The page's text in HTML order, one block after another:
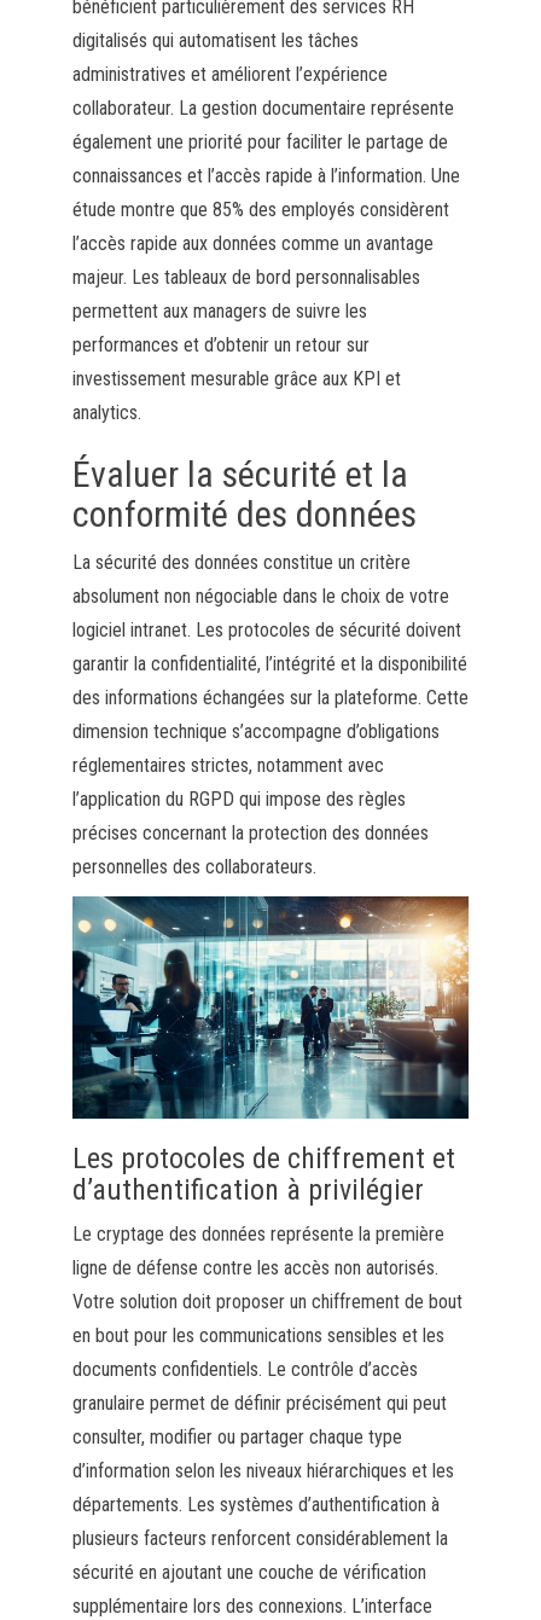
bénéficient particulièrement des services RH
digitalisés qui automatisent les tâches
administratives et améliorent l’expérience
collaborateur. La gestion documentaire représente
également une priorité pour faciliter le partage de
connaissances et l’accès rapide à l’information. Une
étude montre que 85% des employés considèrent
l’accès rapide aux données comme un avantage
majeur. Les tableaux de bord personnalisables
permettent aux managers de suivre les
performances et d’obtenir un retour sur
investissement mesurable grâce aux KPI et
analytics.
Évaluer la sécurité et la
conformité des données
La sécurité des données constitue un critère
absolument non négociable dans le choix de votre
logiciel intranet. Les protocoles de sécurité doivent
garantir la confidentialité, l’intégrité et la disponibilité
des informations échangées sur la plateforme. Cette
dimension technique s’accompagne d’obligations
réglementaires strictes, notamment avec
l’application du RGPD qui impose des règles
précises concernant la protection des données
personnelles des collaborateurs.
Les protocoles de chiffrement et
d’authentification à privilégier
Le cryptage des données représente la première
ligne de défense contre les accès non autorisés.
Votre solution doit proposer un chiffrement de bout
en bout pour les communications sensibles et les
documents confidentiels. Le contrôle d’accès
granulaire permet de définir précisément qui peut
consulter, modifier ou partager chaque type
d’information selon les niveaux hiérarchiques et les
départements. Les systèmes d’authentification à
plusieurs facteurs renforcent considérablement la
sécurité en ajoutant une couche de vérification
supplémentaire lors des connexions. L’interface